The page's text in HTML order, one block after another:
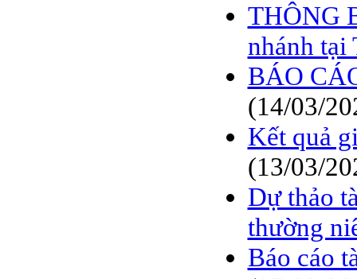
THÔNG
nhánh tại
BÁO
(14/03/
Kết quả
(13/03/
Dự thảo
thường
Báo cáo